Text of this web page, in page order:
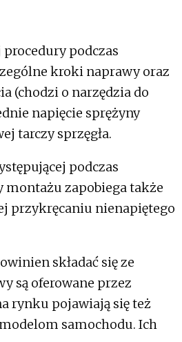
podczas
kroki naprawy oraz
(chodzi o narzędzia do
napięcie sprężyny
tarczy sprzęgła.
podczas
montażu zapobiega także
przykręcaniu nienapiętego
składać się ze
są oferowane przez
rynku pojawiają się też
samochodu. Ich